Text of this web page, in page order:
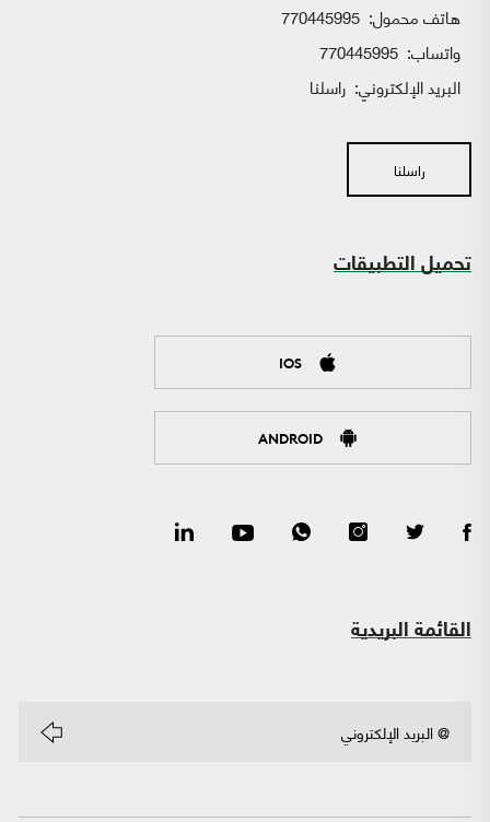
هاتف محمول: 770445995
واتساب:
البريد الإلكتروني: راسلنا
راسلنا
تحميل التطبيقات
IOS
ANDROID
القائمة البريدية